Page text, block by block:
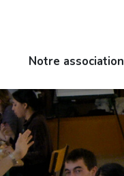
Notre association